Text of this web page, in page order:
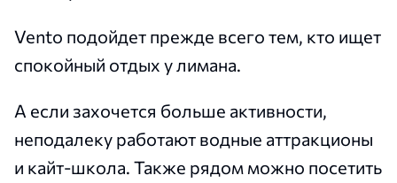
Vento подойдет прежде всего тем, кто ищет
спокойный отдых у лимана.
А если захочется больше активности,
неподалеку работают водные аттракционы
и кайт-школа. Также рядом можно посетить